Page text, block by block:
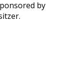
by